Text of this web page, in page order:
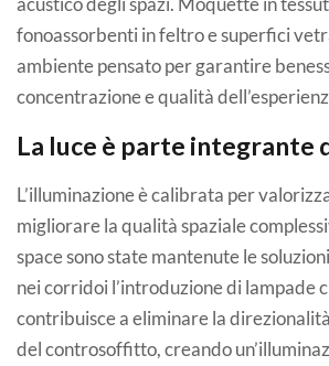
fonoassorbenti in feltro e superfici
ambiente pensato per garantire
concentrazione e qualità
La luce è parte integrante
L’illuminazione è calibrata per
migliorare la qualità spaziale
space sono state mantenute le
nei corridoi l’introduzione di lampade
contribuisce a eliminare la
del controsoffitto, creando